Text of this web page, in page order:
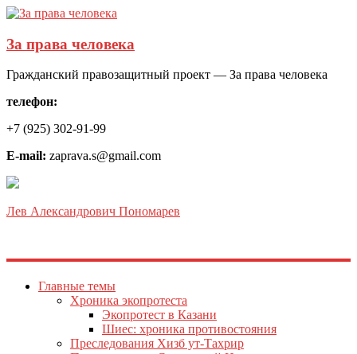
За права человека
Гражданский правозащитный проект — За права человека
телефон:
+7 (925) 302-91-99
E-mail: zaprava.s@gmail.com
Лев Александрович Пономарев
Главные темы
Хроника экопротеста
Экопротест в Казани
Шиес: хроника противостояния
Преследования Хизб ут-Тахрир